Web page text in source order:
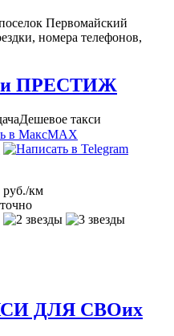
Первомайский
номера телефонов,
ПРЕСТИЖ
Дешевое такси
MAX
руб./км
ДЛЯ СВОих